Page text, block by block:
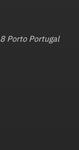
Porto Portugal